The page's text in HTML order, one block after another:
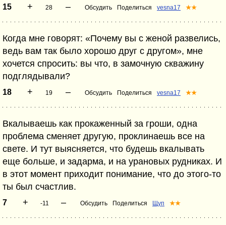
15 + 28 – Обсудить Поделиться vesna17 ★★
Когда мне говорят: «Почему вы с женой развелись,
ведь вам так было хорошо друг с другом», мне
хочется спросить: вы что, в замочную скважину
подглядывали?
18 + 19 – Обсудить Поделиться vesna17 ★★
Вкалываешь как прокаженный за гроши, одна
проблема сменяет другую, проклинаешь все на
свете. И тут выясняется, что будешь вкалывать
еще больше, и задарма, и на урановых рудниках. И
в этот момент приходит понимание, что до этого-то
ты был счастлив.
7 + -11 – Обсудить Поделиться Щуп ★★